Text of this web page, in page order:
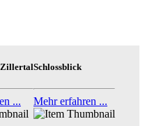
Zillertal
...
Schlossblick
Mehr erfahren ...